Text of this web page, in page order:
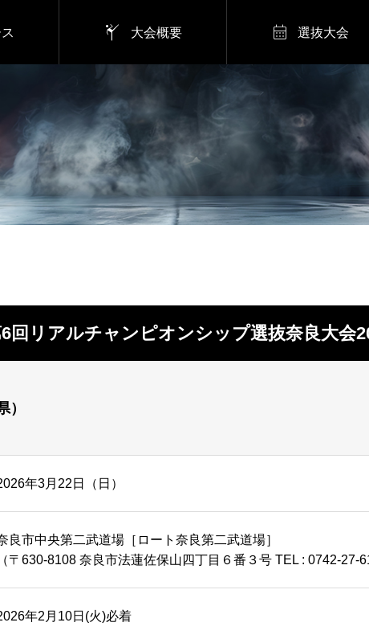
 大会概要  選抜大会
回リアルチャンピオンシップ選抜奈良大会
）
年3月22日（日）
良市中央第二武道場［ロート奈良第二武道場］
（〒630-8108 奈良市法蓮佐保山四丁目６番３号 TEL : 0742-27-
年2月10日(火)必着